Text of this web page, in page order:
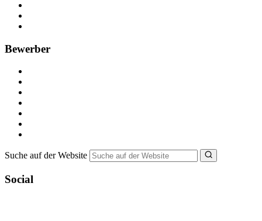
Bewerber
Suche auf der Website
Social